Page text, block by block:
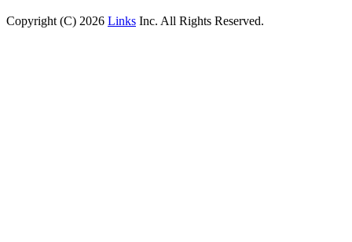
Copyright (C) 2026 Links Inc. All Rights Reserved.